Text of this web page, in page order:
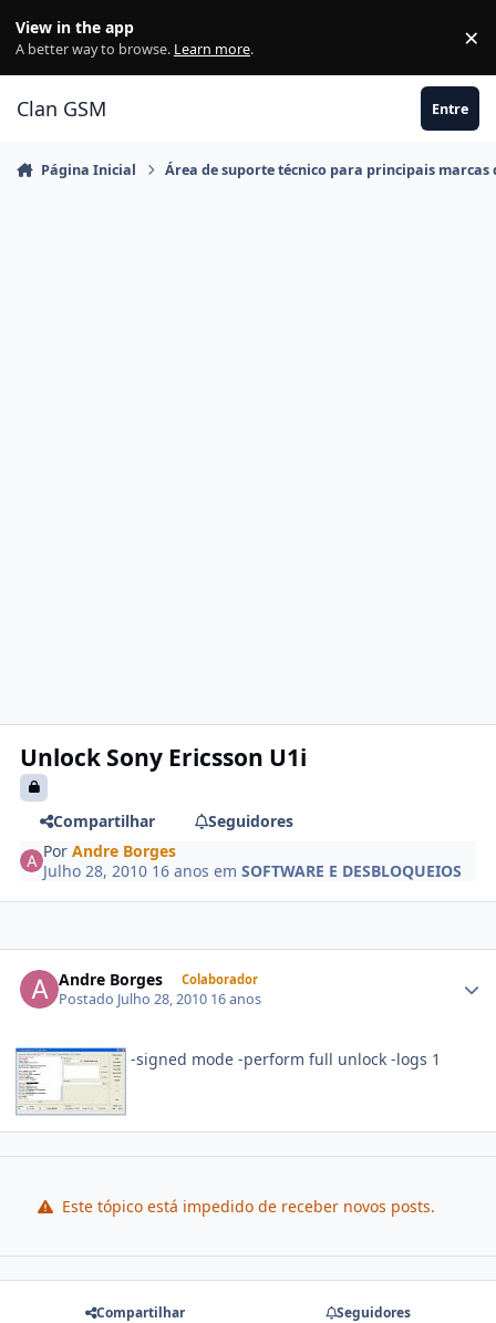
View in the app
A better way to browse. Learn more. ×
Clan GSM Entre
Página Inicial Área de suporte técnico para principais marcas
Unlock Sony Ericsson U1i
Compartilhar
Seguidores
PorAndre Borges
Julho 28, 2010 16 anos emSOFTWARE E DESBLOQUEIOS
Andre Borges Colaborador
Postado Julho 28, 2010 16 anos
-signed mode -perform full unlock -logs 1
Este tópico está impedido de receber novos posts.
Compartilhar Seguidores